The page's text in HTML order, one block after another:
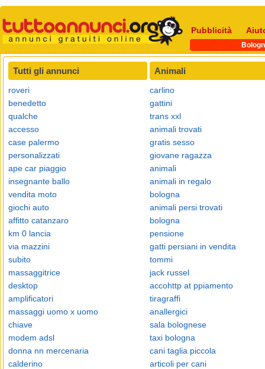
Pubblicità
Tutti gli annunci
roveri
benedetto
qualche
accesso
case palermo
personalizzati
ape car piaggio
insegnante ballo
vendita moto
giochi auto
affitto catanzaro
km 0 lancia
via mazzini
subito
massaggitrice
desktop
amplificatori
massaggi uomo x uomo
chiave
modem adsl
donna nn mercenaria
calderino
Animali
carlino
gattini
trans xxl
animali trovati
gratis sesso
giovane ragazza
animali
animali in regalo
bologna
animali persi trovati
bologna
pensione
gatti persiani in vendita
tommi
jack russel
accohttp at ppiamento
tiragraffi
anallergici
sala bolognese
taxi bologna
cani taglia piccola
articoli per cani